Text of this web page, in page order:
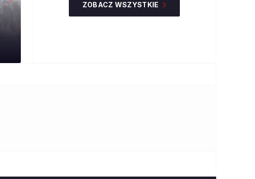
ZOBACZ WSZYSTKIE